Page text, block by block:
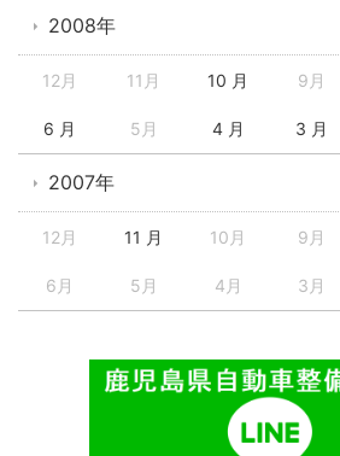
2008年
12月 11月 10 月 9月
6 月 5月 4 月 3 月
2007年
12月 11 月 10月 9月
6月 5月 4月 3月